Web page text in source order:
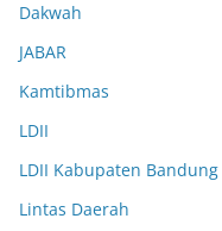
Dakwah
JABAR
Kamtibmas
LDII
LDII Kabupaten Bandung
Lintas Daerah